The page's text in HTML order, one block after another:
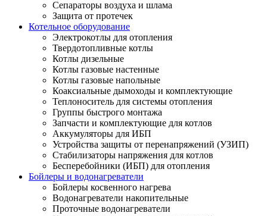
Сепараторы воздуха и шлама
Защита от протечек
Котельное оборудование
Электрокотлы для отопления
Твердотопливные котлы
Котлы дизельные
Котлы газовые настенные
Котлы газовые напольные
Коаксиальные дымоходы и комплектующие
Теплоноситель для системы отопления
Группы быстрого монтажа
Запчасти и комплектующие для котлов
Аккумуляторы для ИБП
Устройства защиты от перенапряжений (УЗИП)
Стабилизаторы напряжения для котлов
Бесперебойники (ИБП) для отопления
Бойлеры и водонагреватели
Бойлеры косвенного нагрева
Водонагреватели накопительные
Проточные водонагреватели